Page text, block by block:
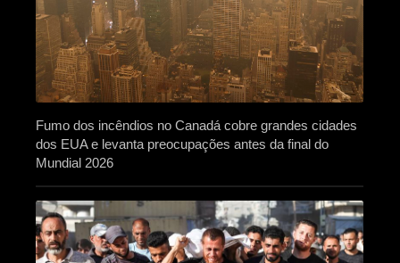
Fumo dos incêndios no Canadá cobre grandes cidades
dos EUA e levanta preocupações antes da final do
Mundial 2026